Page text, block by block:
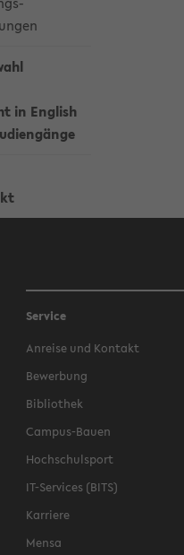
in English
Service
Anreise und Kontakt
Bewerbung
Bibliothek
Campus-Bauen
Hochschulsport
IT-Services (BITS)
Karriere
Mensa